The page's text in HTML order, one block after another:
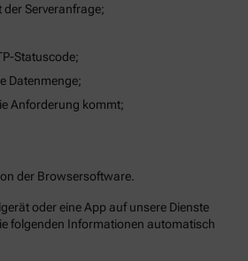
Serveranfrage;
Statuscode;
Datenmenge;
Anforderung kommt;
der Browsersoftware.
oder eine App auf unsere Dienste
folgenden Informationen automatisch